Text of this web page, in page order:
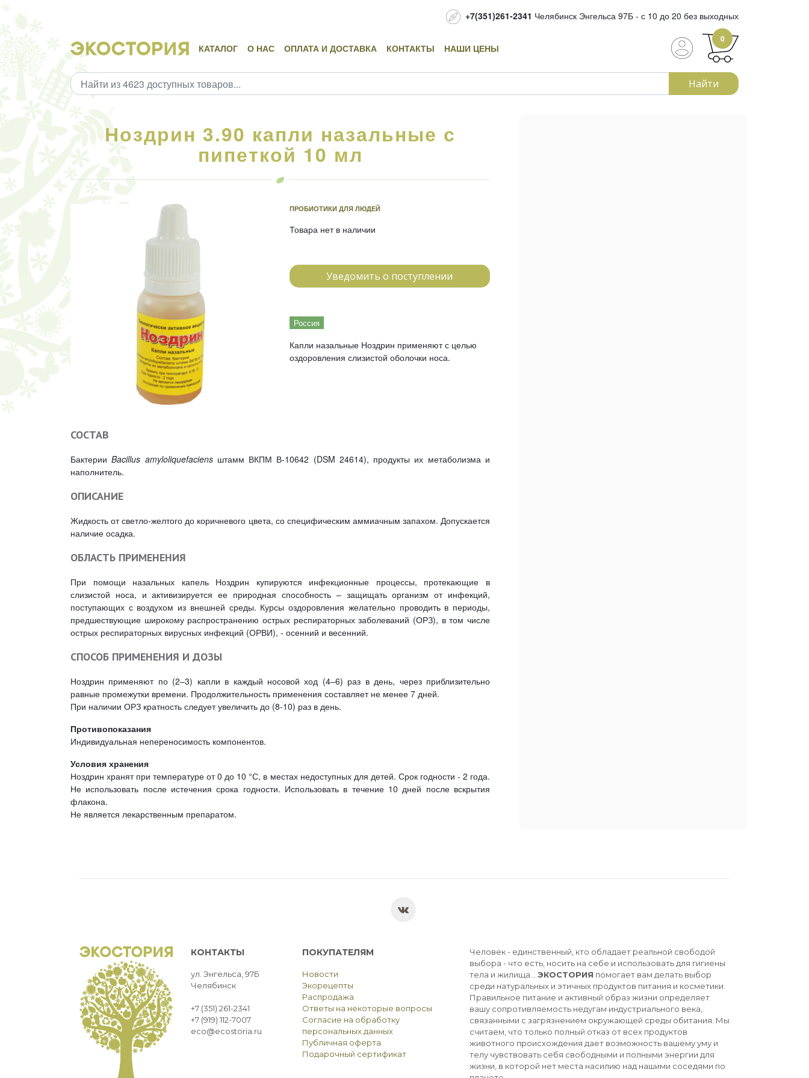
+7(351)261-2341 Челябинск Энгельса 97Б - с 10 до 20 без выходных
КАТАЛОГ О НАС ОПЛАТА И ДОСТАВКА КОНТАКТЫ НАШИ ЦЕНЫ
0
Найти
Ноздрин 3.90 капли назальные с
пипеткой 10 мл
ПРОБИОТИКИ ДЛЯ ЛЮДЕЙ
Товара нет в наличии
Уведомить о поступлении
Россия
Капли назальные Ноздрин применяют с целью
оздоровления слизистой оболочки носа.
СОСТАВ
БактерииBacillus amyloliquefaciensштамм ВКПМ В-10642 (DSM 24614), продукты их метаболизма и
наполнитель.
ОПИСАНИЕ
Жидкость от светло-желтого до коричневого цвета, со специфическим аммиачным запахом. Допускается
наличие осадка.
ОБЛАСТЬ ПРИМЕНЕНИЯ
При помощи назальных капель Ноздрин купируются инфекционные процессы, протекающие в
слизистой носа, и активизируется ее природная способность – защищать организм от инфекций,
поступающих с воздухом из внешней среды. Курсы оздоровления желательно проводить в периоды,
предшествующие широкому распространению острых респираторных заболеваний (ОРЗ), в том числе
острых респираторных вирусных инфекций (ОРВИ), - осенний и весенний.
СПОСОБ ПРИМЕНЕНИЯ И ДОЗЫ
Ноздрин применяют по (2–3) капли в каждый носовой ход (4–6) раз в день, через приблизительно
равные промежутки времени. Продолжительность применения составляет не менее 7 дней.
При наличии ОРЗ кратность следует увеличить до (8-10) раз в день.
Противопоказания
Индивидуальная непереносимость компонентов.
Условия хранения
Ноздрин хранят при температуре от 0 до 10 °С, в местах недоступных для детей. Срок годности - 2 года.
Не использовать после истечения срока годности. Использовать в течение 10 дней после вскрытия
флакона.
Не является лекарственным препаратом.
КОНТАКТЫ
ул. Энгельса, 97Б
Челябинск
+7 (351) 261-2341
+7 (919) 112-7007
eco@ecostoria.ru
ПОКУПАТЕЛЯМ
Новости
Экорецепты
Распродажа
Ответы на некоторые вопросы
Согласие на обработку
персональных данных
Публичная оферта
Подарочный сертификат
Человек - единственный, кто обладает реальной свободой
выбора - что есть, носить на себе и использовать для гигиены
тела и жилища... ЭКОСТОРИЯ помогает вам делать выбор
среди натуральных и этичных продуктов питания и косметики.
Правильное питание и активный образ жизни определяет
вашу сопротивляемость недугам индустриального века,
связанными с загрязнением окружающей среды обитания. Мы
считаем, что только полный отказ от всех продуктов
животного происхождения дает возможность вашему уму и
телу чувствовать себя свободными и полными энергии для
жизни, в которой нет места насилию над нашими соседями по